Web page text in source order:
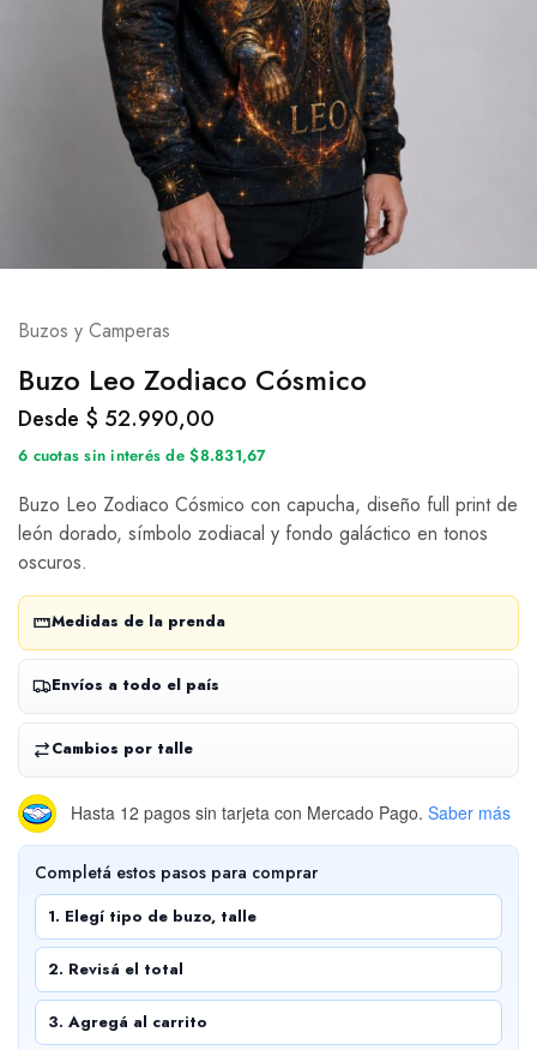
Buzos y Camperas
Buzo Leo Zodiaco Cósmico
Desde $ 52.990,00
6 cuotas sin interés de $8.831,67
Buzo Leo Zodiaco Cósmico con capucha, diseño full print de
león dorado, símbolo zodiacal y fondo galáctico en tonos
oscuros.
Medidas de la prenda
Envíos a todo el país
Cambios por talle
Hasta 12 pagos sin tarjeta con Mercado Pago. Saber más
Completá estos pasos para comprar
1. Elegí tipo de buzo, talle
2. Revisá el total
3. Agregá al carrito